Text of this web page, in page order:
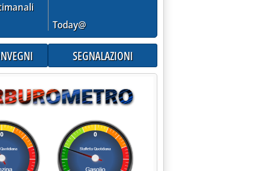
“UNBUNDLING”'
Today@
SEGNALAZIONI